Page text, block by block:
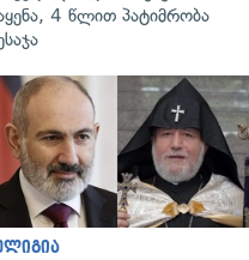
4 წლით პატიმრობა